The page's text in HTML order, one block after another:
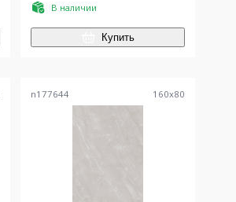
В наличии
Купить
n177644 160x80